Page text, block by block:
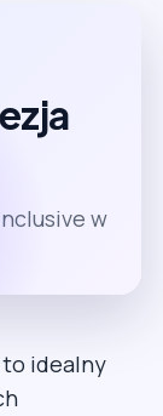
w
to idealny